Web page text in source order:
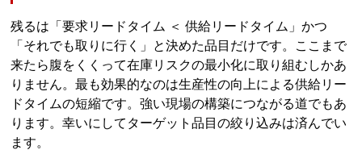
残るは「要求リードタイム ＜ 供給リードタイム」かつ
「それでも取りに行く」と決めた品目だけです。ここまで
来たら腹をくくって在庫リスクの最小化に取り組むしかあ
りません。最も効果的なのは生産性の向上による供給リー
ドタイムの短縮です。強い現場の構築につながる道でもあ
ります。幸いにしてターゲット品目の絞り込みは済んでい
ます。